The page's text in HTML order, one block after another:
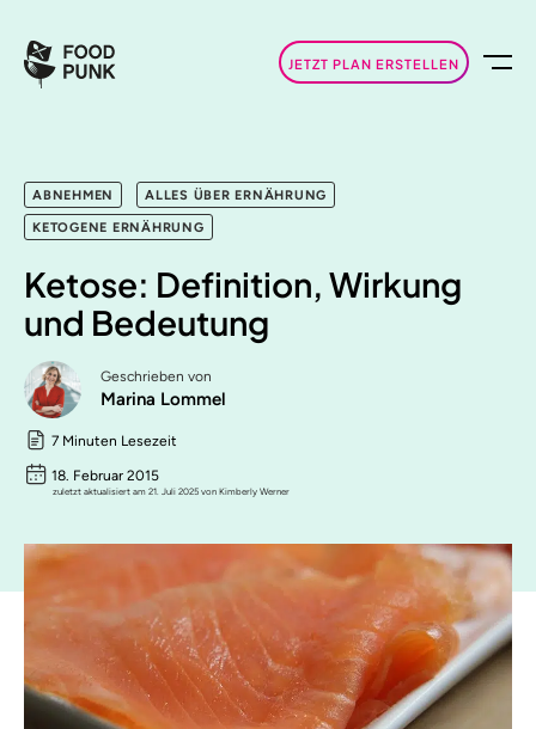
JETZT PLAN ERSTELLEN
ABNEHMEN ALLES ÜBER ERNÄHRUNG
KETOGENE ERNÄHRUNG
Ketose: Definition, Wirkung
und Bedeutung
Geschrieben von
Marina Lommel
7 Minuten Lesezeit
18. Februar 2015
zuletzt aktualisiert am 21. Juli 2025 von Kimberly Werner